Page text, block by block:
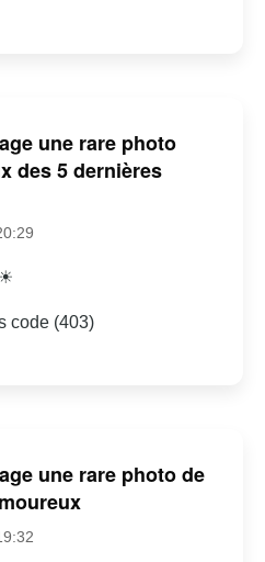
une rare photo
des 5 dernières
☀
code (403)
une rare photo de